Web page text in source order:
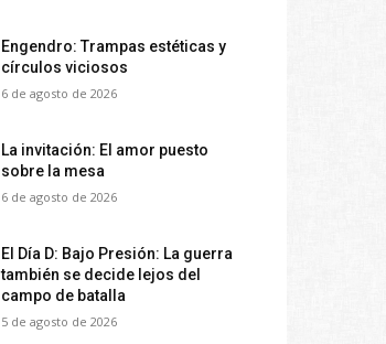
Engendro: Trampas estéticas y
círculos viciosos
6 de agosto de 2026
La invitación: El amor puesto
sobre la mesa
6 de agosto de 2026
El Día D: Bajo Presión: La guerra
también se decide lejos del
campo de batalla
5 de agosto de 2026